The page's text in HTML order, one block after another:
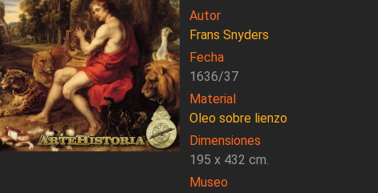
Autor
Frans Snyders
Fecha
1636/37
Material
Oleo sobre lienzo
Dimensiones
195 x 432 cm.
Museo